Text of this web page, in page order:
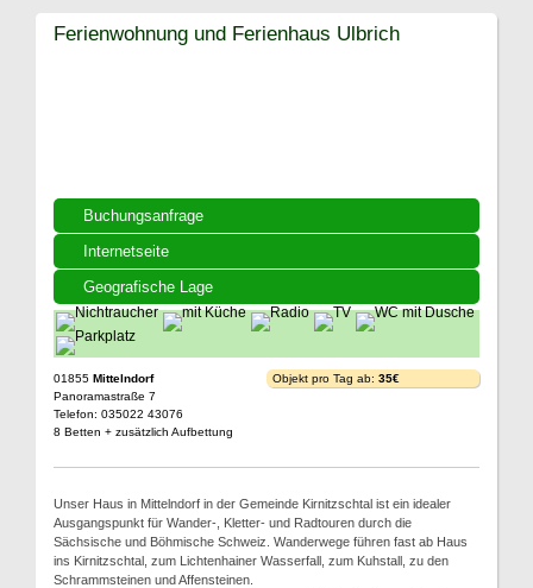
Buchungsanfrage
Internetseite
Geografische Lage
Ferienwohnung und Ferienhaus Ulbrich
01855 Mittelndorf
Panoramastraße 7
Telefon: 035022 43076
8 Betten + zusätzlich Aufbettung
Objekt pro Tag ab: 35€
Unser Haus in Mittelndorf in der Gemeinde Kirnitzschtal ist ein idealer
Ausgangspunkt für Wander-, Kletter- und Radtouren durch die
Sächsische und Böhmische Schweiz. Wanderwege führen fast ab Haus
ins Kirnitzschtal, zum Lichtenhainer Wasserfall, zum Kuhstall, zu den
Schrammsteinen und Affensteinen.